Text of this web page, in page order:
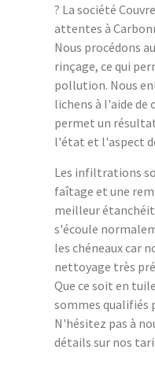
? La société
attentes à
Nous procédons
rinçage, ce qui
pollution. Nous
lichens à l'aide de
permet un
l'état et l'aspect
Les infiltrations
faîtage et une
meilleur
s'écoule
les chéneaux car
nettoyage très
Que ce soit en
sommes qualifiés
N'hésitez pas à
détails sur nos